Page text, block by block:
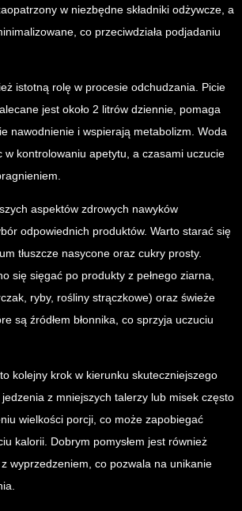
w niezbędne składniki odżywcze, a
co przeciwdziała podjadaniu
istotną rolę w procesie odchudzania. Picie
jest około 2 litrów dziennie, pomaga
nawodnienie i wspierają metabolizm. Woda
w kontrolowaniu apetytu, a czasami uczucie
aspektów zdrowych nawyków
odpowiednich produktów. Warto starać się
tłuszcze nasycone oraz cukry prosty.
się sięgać po produkty z pełnego ziarna,
ryby, rośliny strączkowe) oraz świeże
są źródłem błonnika, co sprzyja uczuciu
kolejny krok w kierunku skuteczniejszego
z mniejszych talerzy lub misek często
wielkości porcji, co może zapobiegać
kalorii. Dobrym pomysłem jest również
z wyprzedzeniem, co pozwala na unikanie